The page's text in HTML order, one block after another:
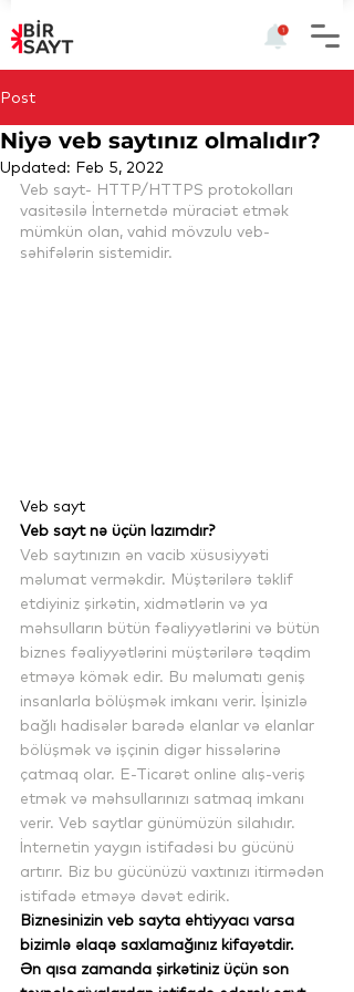
Post
Niyə veb saytınız olmalıdır?
Updated: Feb 5, 2022
Veb sayt- HTTP/HTTPS protokolları
vasitəsilə İnternetdə müraciət etmək
mümkün olan, vahid mövzulu veb-
səhifələrin sistemidir.
Veb sayt
Veb sayt nə üçün lazımdır?
Veb saytınızın ən vacib xüsusiyyəti
məlumat verməkdir. Müştərilərə təklif
etdiyiniz şirkətin, xidmətlərin və ya
məhsulların bütün fəaliyyətlərini və bütün
biznes fəaliyyətlərini müştərilərə təqdim
etməyə kömək edir. Bu məlumatı geniş
insanlarla bölüşmək imkanı verir. İşinizlə
bağlı hadisələr barədə elanlar və elanlar
bölüşmək və işçinin digər hissələrinə
çatmaq olar. E-Ticarət online alış-veriş
etmək və məhsullarınızı satmaq imkanı
verir. Veb saytlar günümüzün silahıdır.
İnternetin yaygın istifadəsi bu gücünü
artırır. Biz bu gücünüzü vaxtınızı itirmədən
istifadə etməyə dəvət edirik.
Biznesinizin veb sayta ehtiyyacı varsa
bizimlə əlaqə saxlamağınız kifayətdir.
Ən qısa zamanda şirkətiniz üçün son